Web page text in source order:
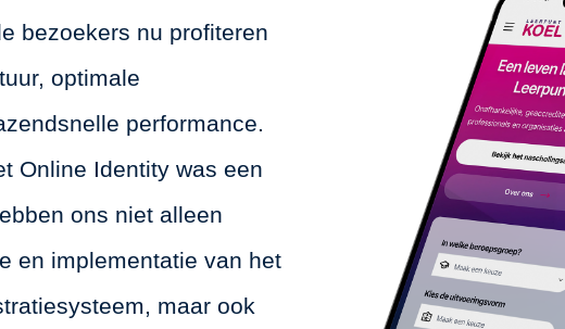
bezoekers nu profiteren
optimale
performance.
Online Identity was een
ons niet alleen
en implementatie van het
maar ook